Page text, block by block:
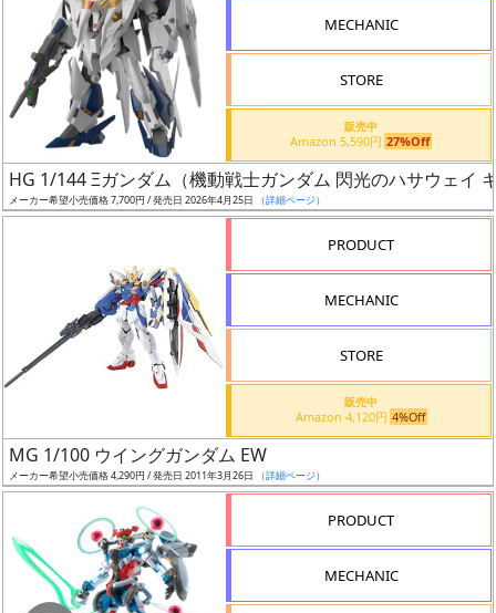
店
舗
最
安
み
MECHANIC
STORE
販売中
Amazon 5,590円 27%Off
HG 1/144 Ξガンダム（機動戦士ガンダム 閃光のハサウェイ
メーカー希望小売価格 7,700円 / 発売日 2026年4月25日 （詳細ページ）
PRODUCT
MECHANIC
STORE
販売中
Amazon 4,120円 4%Off
MG 1/100 ウイングガンダム EW
メーカー希望小売価格 4,290円 / 発売日 2011年3月26日 （詳細ページ）
PRODUCT
MECHANIC